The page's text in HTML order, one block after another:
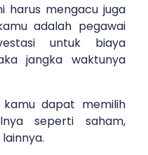
harus mengacu juga
adalah pegawai
untuk biaya
jangka waktunya
dapat memilih
seperti saham,